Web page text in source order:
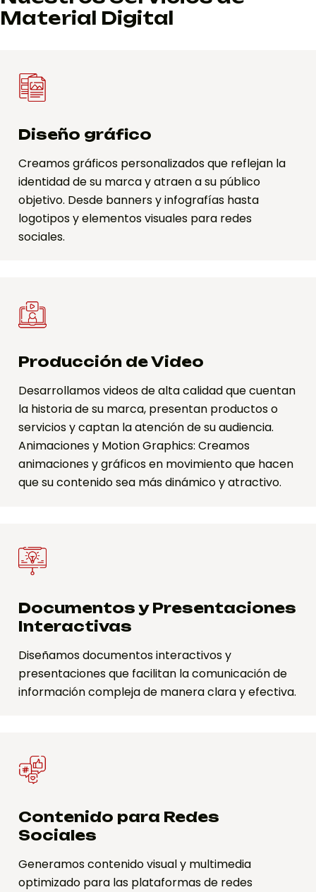
Material Digital
Diseño gráfico
Creamos gráficos personalizados que reflejan la
identidad de su marca y atraen a su público
objetivo. Desde banners y infografías hasta
logotipos y elementos visuales para redes
sociales.
Producción de Video
Desarrollamos videos de alta calidad que cuentan
la historia de su marca, presentan productos o
servicios y captan la atención de su audiencia.
Animaciones y Motion Graphics: Creamos
animaciones y gráficos en movimiento que hacen
que su contenido sea más dinámico y atractivo.
Documentos y Presentaciones
Interactivas
Diseñamos documentos interactivos y
presentaciones que facilitan la comunicación de
información compleja de manera clara y efectiva.
Contenido para Redes
Sociales
Generamos contenido visual y multimedia
optimizado para las plataformas de redes